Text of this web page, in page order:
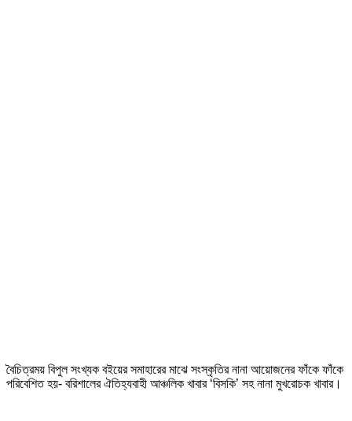
বৈচিত্রময় বিপুল সংখ্যক বইয়ের সমাহারের মাঝে সংস্কৃতির নানা আয়োজনের ফাঁকে ফাঁকে
পরিবেশিত হয়- বরিশালের ঐতিহ্যবাহী আঞ্চলিক খাবার ‘বিসকি’ সহ নানা মুখরোচক খাবার।